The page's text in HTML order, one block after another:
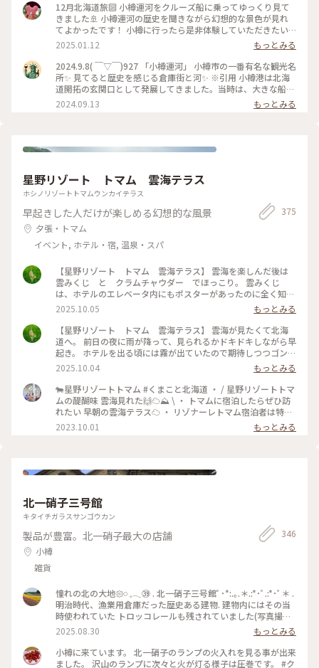
12月北海道旅🔟 小樽運河をクルーズ船に乗ってゆっくり見て
きました🚢 小樽運河の歴史を聞きながら幻想的な景色が見れ
てよかったです！ 小樽に行ったら是非体験していただきたい
アクティビティです✨ #小樽運河#小樽運河クルーズ#ベストト
リップ2024
2025.01.12
もっとみる
2024.9.8( ￣▽￣)927 「小樽運河」 小樽市の一番有名な観光名
所✨ 見てると歴史を感じる倉庫街と河✨ ※引用 小樽港は北海
道開拓の玄関口として発展してきました。当時は、大きな船を
沖に泊め、はしけ（台船）を使って荷揚げしていましたが、取
り扱う荷量が多くなり、運搬作業を効率的に行う必要が出てき
樽市#小樽運河#堺町通り#散歩#観光#ことりっぷ旅2024#クラ
2024.09.13 もっとみる
星野リゾート トマム 雲海テラス
ホシノリゾートトマムウンカイテラス
早起きした人だけが楽しめる幻想的な風景
夕張・トマム
イベント, ホテル・宿, 温泉・スパ
375
【星野リゾート トマム 雲海テラス】 雲海を楽しんだ後は
雲みくじ と クラムチャウダー でほっこり。 雲みくじ
は、ホテルのエレベータ内にもポスターがあったのに全く知ら
なくて… 隣のテーブルのグループが盛り上がっていて知りまし
た。 大吉、吉…ではなく、雲の名前が書かれてました しばら
く雲の形が気になりそう #ことりっぷ北海道 #秋の装い #絶
景 #星野リゾート #雲海 #おみくじ #雲
2025.10.05
もっとみる
【星野リゾート トマム 雲海テラス】 雲海が見たくて北海
道へ。 前日の夜に雨が降って、見られるかドキドキしながら早
起き。 ホテルを出る頃には霧が出ていたので期待しつつゴンド
ラ乗り場に向かいます。 少しずつ明るくなっていく空。 雲が
流れ込んでくる様子もはっきりと見ることが出来ました。 日
の出も太陽が隠れることなく拝むことが出来ましたー！！ #こ
とりっぷ北海道 #ことりっぷ #秋の装い #雲海 #星野リ
ゾート #日の出 #絶景
2025.10.04
もっとみる
🐄星野リゾートトマム #くまこと北海道 ・ / 星野リゾートトマ
ムの醍醐味 雲海見れた🙌☁️⛰️ \ ・ トマムに宿泊したらぜひ訪
れたい 早朝の雲海テラス☁️ ・ リゾナーレトマム宿泊者は特典
で 直通バス&ファストパスがついてくるのですが 始発バスま
さかの4:30発🤣 ・ 3:00起きで4:00頃ロビーにいくと もう行列
海道旅行 #北海道観光 #トマム旅行 #トマム観光 #トマム旅 #ト
とりっぷ15周年
2023.10.01 もっとみる
北一硝子三号館
キタイチガラスサンゴウカン
製品が豊富。北一硝子最大の店舗
小樽
雑貨
346
憧れの北の大地𑁍𓏸 𓈒𓂃㊴ . 北一硝子三号館ﾟ･*:.｡.＊.:*･ﾟ.:*･ﾟ＊ .
明治時代、漁業用倉庫だった歴史ある建物. 建物内にはその当
時使われていた トロッコレールも残されていました(写真撮り
忘れてますが😅) . ガラス製品もフロアごとにテーマ別の多彩な
ガラスがそろっていました(こちらも写真無し💦) . 入り口近く
の北一ホールが目に止まり 並んでる人も少なかったので入っ
て見ました. 入り口でショーケースの商品を見て 先にお会計を
2025.08.30
もっとみる
小樽に来ています。 北一硝子のランプの火入れを見る事が出来
ました。 沢山のランプに次々と火が灯る様子は圧巻です。 #ク